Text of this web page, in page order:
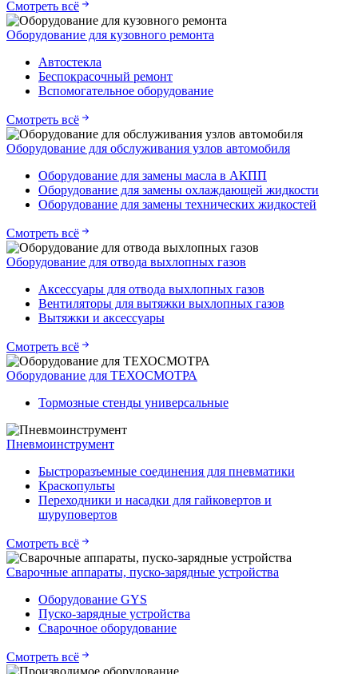
Смотреть всё
Оборудование для кузовного ремонта
Автостекла
Беспокрасочный ремонт
Вспомогательное оборудование
Смотреть всё
Оборудование для обслуживания узлов автомобиля
Оборудование для замены масла в АКПП
Оборудование для замены охлаждающей жидкости
Оборудование для замены технических жидкостей
Смотреть всё
Оборудование для отвода выхлопных газов
Аксессуары для отвода выхлопных газов
Вентиляторы для вытяжки выхлопных газов
Вытяжки и аксессуары
Смотреть всё
Оборудование для ТЕХОСМОТРА
Тормозные стенды универсальные
Пневмоинструмент
Быстроразъемные соединения для пневматики
Краскопульты
Переходники и насадки для гайковертов и
шуруповертов
Смотреть всё
Сварочные аппараты, пуско-зарядные устройства
Оборудование GYS
Пуско-зарядные устройства
Сварочное оборудование
Смотреть всё